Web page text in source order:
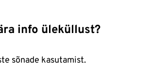
info üleküllust?
sõnade kasutamist.